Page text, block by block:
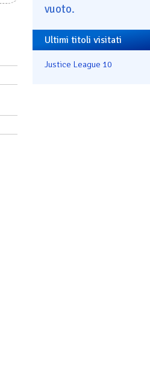
vuoto.
Ultimi titoli visitati
Justice League 10